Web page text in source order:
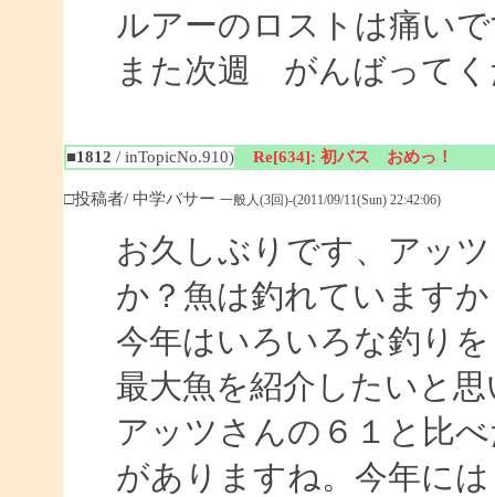
ルアーのロストは痛い
また次週 がんばってく
■1812 / inTopicNo.910) Re[634]: 初バス おめっ！
□投稿者/ 中学バサー 一般人(3回)-(2011/09/11(Sun) 22:42:06)
お久しぶりです、アッ
か？魚は釣れています
今年はいろいろな釣り
最大魚を紹介したいと
アッツさんの６１と比
がありますね。今年に